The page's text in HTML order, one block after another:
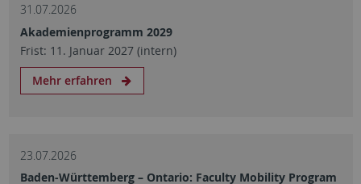
31.07.2026
Akademienprogramm 2029
Frist: 11. Januar 2027 (intern)
Mehr erfahren
23.07.2026
Baden-Württemberg – Ontario: Faculty Mobility Program